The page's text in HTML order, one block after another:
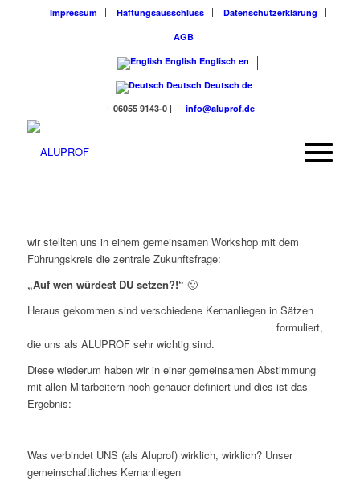
Impressum Haftungsausschluss
Datenschutzerklärung
AGB
English Englisch en
Deutsch Deutsch de
06055 9143-0 | info@aluprof.de
wir stellten uns in einem gemeinsamen Workshop mit dem
Führungskreis die zentrale Zukunftsfrage:
„Auf wen würdest DU setzen?!“ 🙂
Heraus gekommen sind verschiedene Kernanliegen in Sätzen
formuliert,
die uns als ALUPROF sehr wichtig sind.
Diese wiederum haben wir in einer gemeinsamen Abstimmung
mit allen Mitarbeitern noch genauer definiert und dies ist das
Ergebnis:
Was verbindet UNS (als Aluprof) wirklich, wirklich? Unser
gemeinschaftliches Kernanliegen